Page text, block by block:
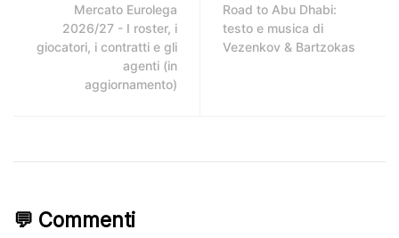
Mercato Eurolega
2026/27 - I roster, i
giocatori, i contratti e gli
agenti (in
aggiornamento)
Road to Abu Dhabi:
testo e musica di
Vezenkov & Bartzokas
💬 Commenti